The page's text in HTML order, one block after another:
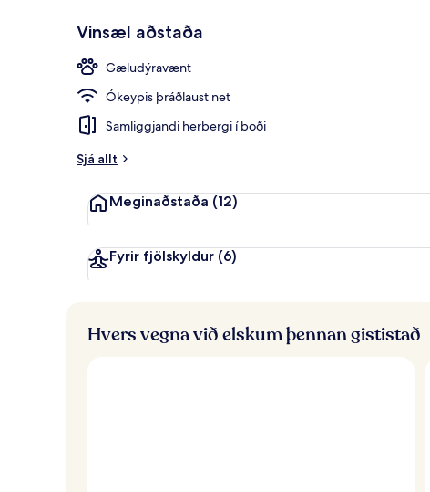
Vinsæl aðstaða
Gæludýravænt
Ókeypis þráðlaust net
Samliggjandi herbergi í boði
Sjá allt
Meginaðstaða (12)
Fyrir fjölskyldur (6)
Hvers vegna við elskum þennan gististað